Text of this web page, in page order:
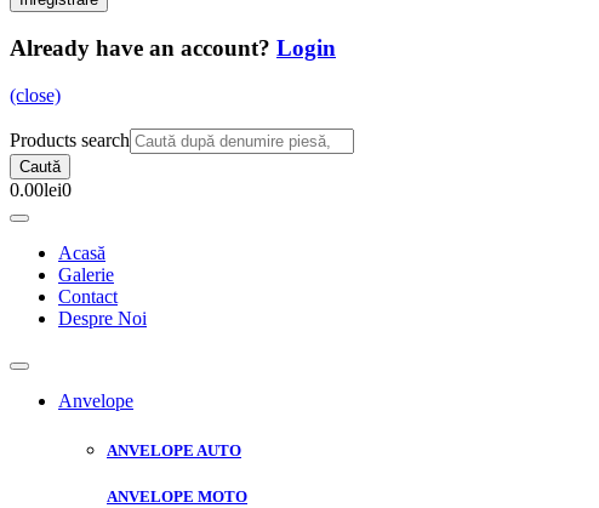
Already have an account? Login
(close)
Products search
Caută
0.00lei0
Acasă
Galerie
Contact
Despre Noi
Anvelope
ANVELOPE AUTO
ANVELOPE MOTO